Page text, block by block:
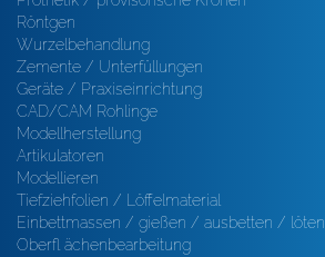
Röntgen
Wurzelbehandlung
Zemente / Unterfüllungen
Geräte / Praxiseinrichtung
CAD/CAM Rohlinge
Modellherstellung
Artikulatoren
Modellieren
Tiefziehfolien / Löffelmaterial
Einbettmassen / gießen / ausbetten / löten
Oberfl ächenbearbeitung